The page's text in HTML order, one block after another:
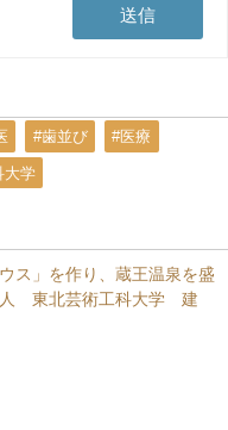
#歯並び #医療
大学
ス」を作り、蔵王温泉を盛
人 東北芸術工科大学 建